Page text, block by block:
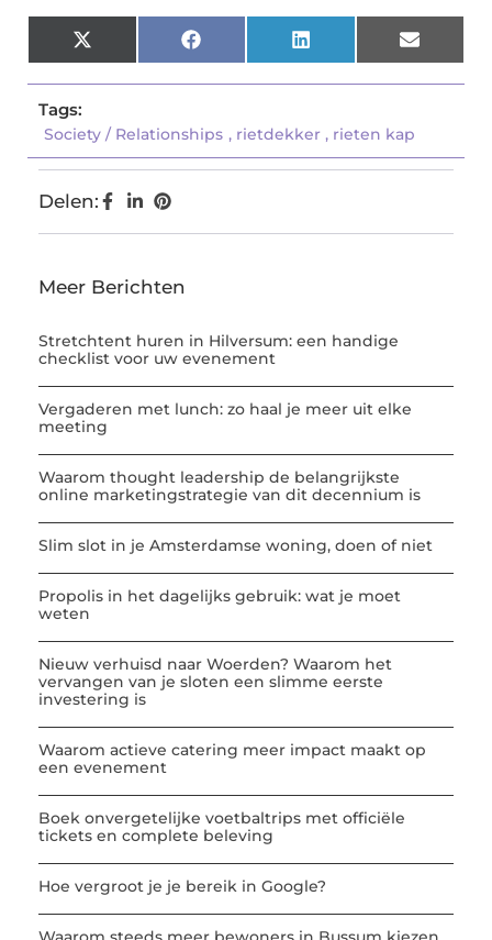
X
(Twitter)
Facebook LinkedIn Email
Tags:
Society / Relationships , rietdekker , rieten kap
Delen:
Meer Berichten
Stretchtent huren in Hilversum: een handige
checklist voor uw evenement
Vergaderen met lunch: zo haal je meer uit elke
meeting
Waarom thought leadership de belangrijkste
online marketingstrategie van dit decennium is
Slim slot in je Amsterdamse woning, doen of niet
Propolis in het dagelijks gebruik: wat je moet
weten
Nieuw verhuisd naar Woerden? Waarom het
vervangen van je sloten een slimme eerste
investering is
Waarom actieve catering meer impact maakt op
een evenement
Boek onvergetelijke voetbaltrips met officiële
tickets en complete beleving
Hoe vergroot je je bereik in Google?